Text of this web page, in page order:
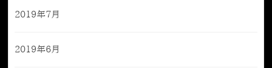
2019年7月
2019年6月